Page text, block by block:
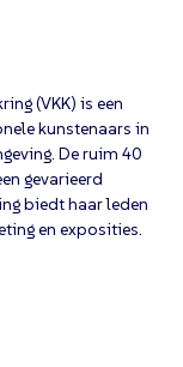
(VKK) is een
kunstenaars in
De ruim 40
gevarieerd
biedt haar leden
en exposities.